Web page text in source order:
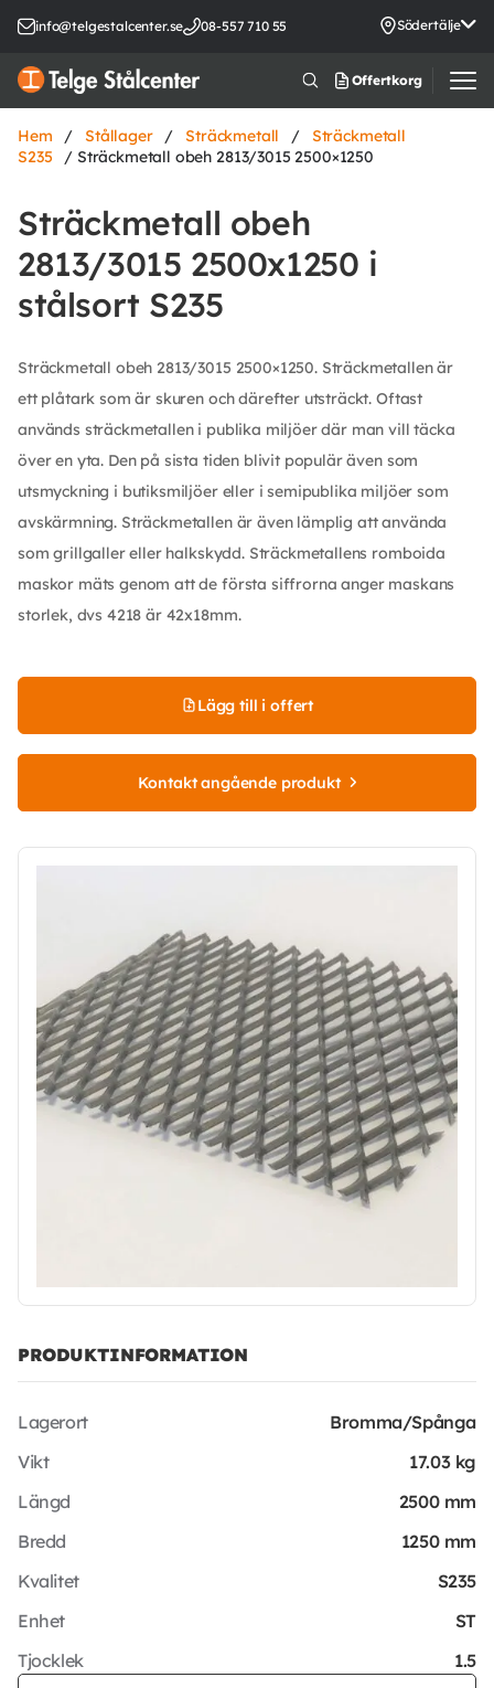
info@telgestalcenter.se 08-557 710 55 Södertälje
Offertkorg
Hem / Stållager / Sträckmetall /
Sträckmetall
S235
/ Sträckmetall obeh 2813/3015 2500×1250
Sträckmetall obeh
2813/3015 2500x1250 i
stålsort S235
Sträckmetall obeh 2813/3015 2500×1250. Sträckmetallen är
ett plåtark som är skuren och därefter utsträckt. Oftast
används sträckmetallen i publika miljöer där man vill täcka
över en yta. Den på sista tiden blivit populär även som
utsmyckning i butiksmiljöer eller i semipublika miljöer som
avskärmning. Sträckmetallen är även lämplig att använda
som grillgaller eller halkskydd. Sträckmetallens romboida
maskor mäts genom att de första siffrorna anger maskans
storlek, dvs 4218 är 42x18mm.
Lägg till i offert
Kontakt angående produkt
PRODUKTINFORMATION
Lagerort
Bromma/Spånga
Vikt
17.03 kg
Längd
2500 mm
Bredd
1250 mm
Kvalitet
S235
Enhet
ST
Tjocklek
1.5